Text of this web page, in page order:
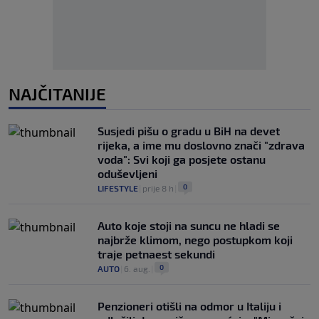
NAJČITANIJE
Susjedi pišu o gradu u BiH na devet
rijeka, a ime mu doslovno znači "zdrava
voda": Svi koji ga posjete ostanu
oduševljeni
LIFESTYLE prije 8 h 0
Auto koje stoji na suncu ne hladi se
najbrže klimom, nego postupkom koji
traje petnaest sekundi
AUTO 6. aug. 0
Penzioneri otišli na odmor u Italiju i